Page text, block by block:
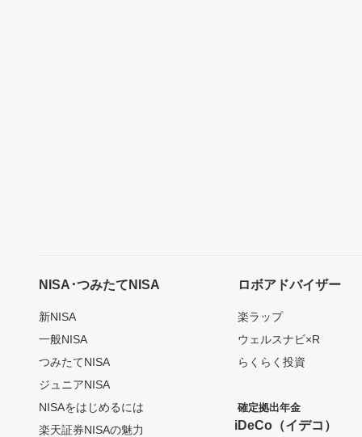
NISA･つみたてNISA
新NISA
一般NISA
つみたてNISA
ジュニアNISA
NISAをはじめるには
楽天証券NISAの魅力
ロボアドバイザー
楽ラップ
ウェルスナビ×R
らくらく投資
確定拠出年金
iDeCo（イデコ）